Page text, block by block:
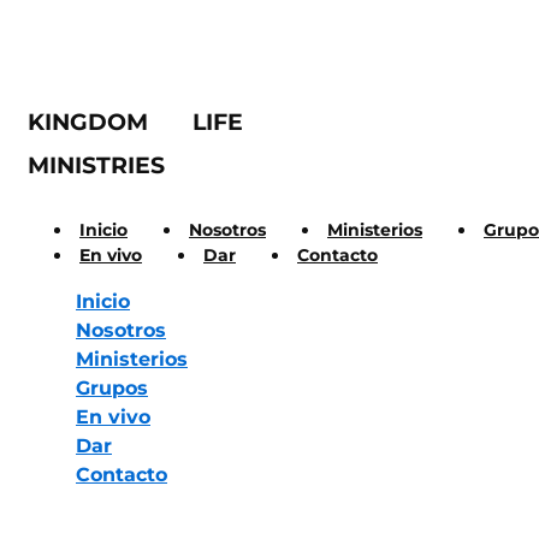
KINGDOM LIFE
MINISTRIES
Inicio Nosotros Ministerios
En vivo
Dar Contacto
Inicio
Nosotros
Ministerios
Grupos
En vivo
Dar
Contacto